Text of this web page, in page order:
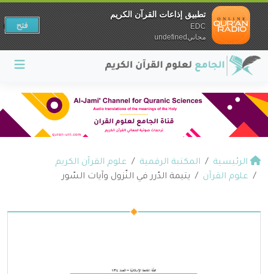
الرئيسية المكتبة الرقمية
علوم القرآن الكريم
علوم القرآن
يتيمة الدّرر في النّزول وآيات السّور
تطبيق إذاعات القرآن الكريم
EDC
مجانيundefined
فتح